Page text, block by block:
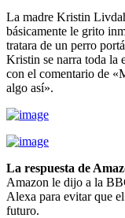
La madre Kristin
básicamente le grito
tratara de un perro
Kristin se narra toda la
con el comentario de
algo así».
La respuesta de
Amazon le dijo a la
Alexa para evitar que
futuro.